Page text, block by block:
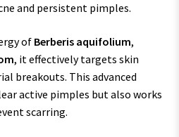
and persistent pimples.
of Berberis aquifolium,
, it effectively targets skin
breakouts. This advanced
active pimples but also works
scarring.